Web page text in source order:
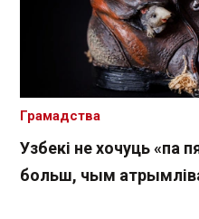
Узбекі не хочуць «па
больш, чым
Грамадства